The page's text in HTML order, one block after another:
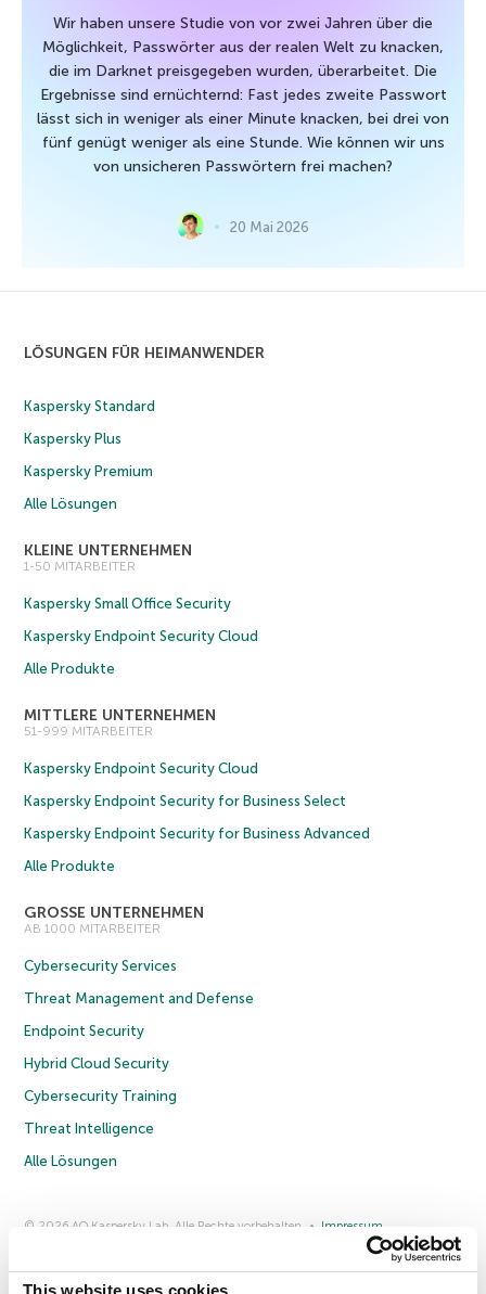
Wir haben unsere Studie von vor zwei Jahren über die
Möglichkeit, Passwörter aus der realen Welt zu knacken,
die im Darknet preisgegeben wurden, überarbeitet. Die
Ergebnisse sind ernüchternd: Fast jedes zweite Passwort
lässt sich in weniger als einer Minute knacken, bei drei von
fünf genügt weniger als eine Stunde. Wie können wir uns
von unsicheren Passwörtern frei machen?
20 Mai 2026
LÖSUNGEN FÜR HEIMANWENDER
Kaspersky Standard
Kaspersky Plus
Kaspersky Premium
Alle Lösungen
KLEINE UNTERNEHMEN
1-50 MITARBEITER
Kaspersky Small Office Security
Kaspersky Endpoint Security Cloud
Alle Produkte
MITTLERE UNTERNEHMEN
51-999 MITARBEITER
Kaspersky Endpoint Security Cloud
Kaspersky Endpoint Security for Business Select
Kaspersky Endpoint Security for Business Advanced
Alle Produkte
GROSSE UNTERNEHMEN
AB 1000 MITARBEITER
Cybersecurity Services
Threat Management and Defense
Endpoint Security
Hybrid Cloud Security
Cybersecurity Training
Threat Intelligence
Alle Lösungen
© 2026 AO Kaspersky Lab. Alle Rechte vorbehalten.
Impressum
Lizenzvereinbarung B2B